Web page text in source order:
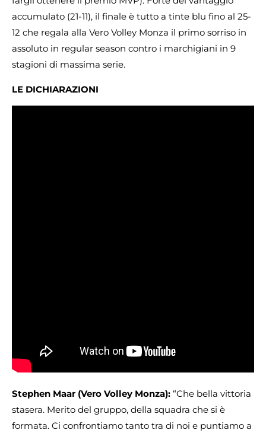
accumulato (21-11), il finale è tutto a tinte blu fino al 25-
12 che regala alla Vero Volley Monza il primo sorriso in
assoluto in regular season contro i marchigiani in 9
stagioni di massima serie.
LE DICHIARAZIONI
Stephen Maar (Vero Volley Monza): “Che bella vittoria
stasera. Merito del gruppo, della squadra che si è
formata. Ci confrontiamo tanto tra di noi e puntiamo a